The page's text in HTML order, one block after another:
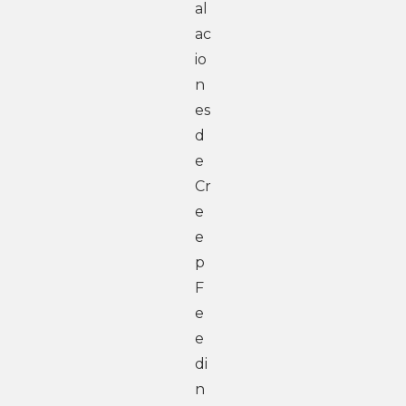
al
ac
io
n
es
d
e
Cr
e
e
p
F
e
e
di
n